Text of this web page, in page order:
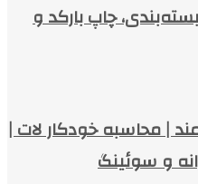
چاپ بارکد و
| محاسبه خودکار لات |
و سوئینگ